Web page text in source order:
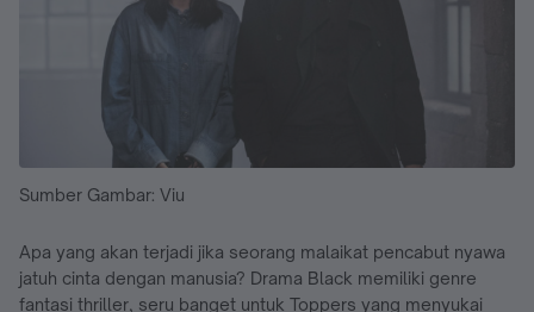
Sumber Gambar: Viu
Apa yang akan terjadi jika seorang malaikat pencabut nyawa
jatuh cinta dengan manusia? Drama Black memiliki genre
fantasi thriller, seru banget untuk Toppers yang menyukai